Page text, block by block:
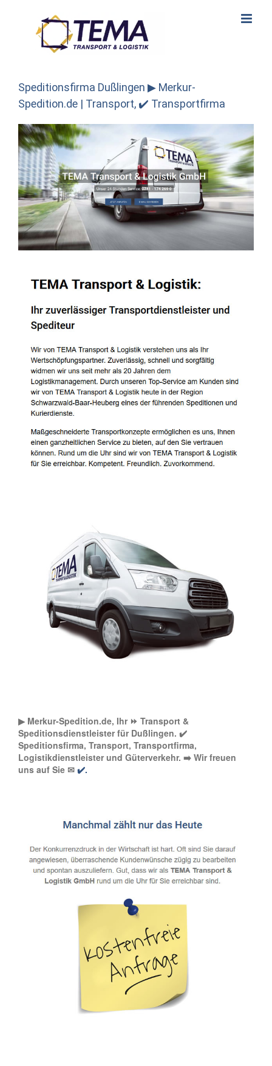
Speditionsfirma Dußlingen ▶︎ Merkur-
Spedition.de | Transport, ✔️ Transportfirma
▶︎ Merkur-Spedition.de, Ihr ⏩ Transport &
Speditionsdienstleister für Dußlingen. ✔️
Speditionsfirma, Transport, Transportfirma,
Logistikdienstleister und Güterverkehr. ➡️ Wir freuen
uns auf Sie ✉ ✔️.